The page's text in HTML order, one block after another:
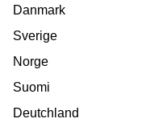
Danmark
Sverige
Norge
Suomi
Deutchland